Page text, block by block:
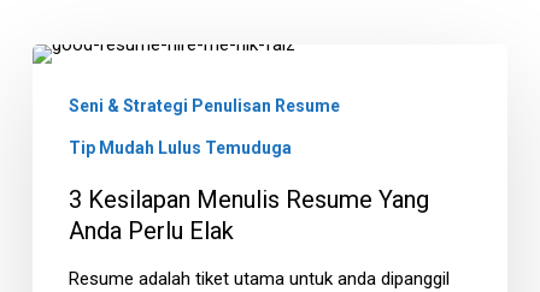
3
Kesilapan
Anda
Perlu
Seni & Strategi Penulisan Resume
Tip Mudah Lulus Temuduga
3 Kesilapan Menulis Resume Yang
Anda Perlu Elak
Resume adalah tiket utama untuk anda dipanggil